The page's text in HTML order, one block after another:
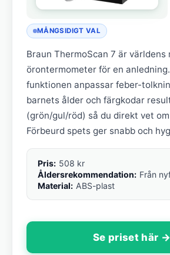
MÅNGSIDIGT VAL
Braun ThermoScan 7 är världens
örontermometer för en
funktionen anpassar feber-
barnets ålder och färgkodar
(grön/gul/röd) så du direkt vet
Förbeurd spets ger snabb och
Pris: 508 kr
Åldersrekommendation: Från
Material: ABS-plast
Se priset här →